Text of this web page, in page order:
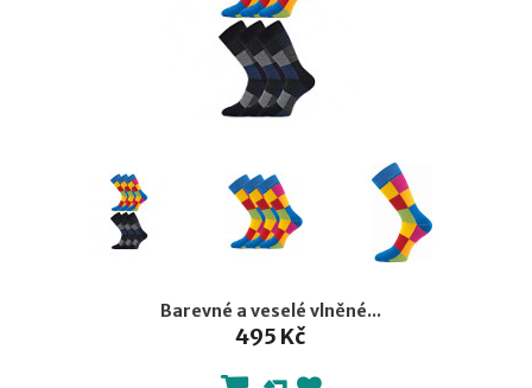
Barevné a veselé vlněné...
495 Kč